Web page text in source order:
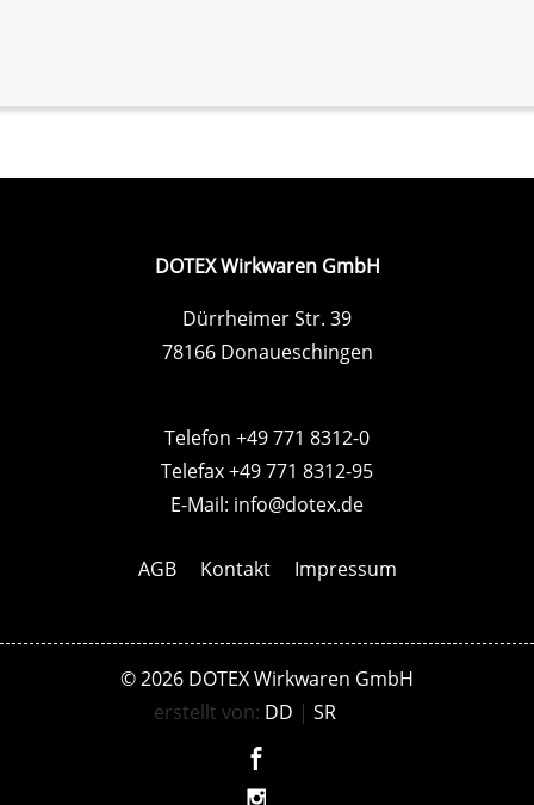
DOTEX Wirkwaren GmbH
Dürrheimer Str. 39
78166 Donaueschingen
Telefon +49 771 8312-0
Telefax +49 771 8312-95
E-Mail: info@dotex.de
AGB Kontakt Impressum
© 2026 DOTEX Wirkwaren GmbH
erstellt von: DD | SR